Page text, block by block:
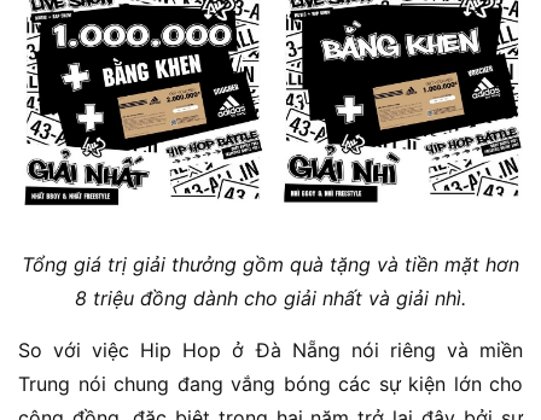
Tổng giá trị giải thưởng gồm quà tặng và tiền mặt hơn
8 triệu đồng dành cho giải nhất và giải nhì.
So với việc Hip Hop ở Đà Nẵng nói riêng và miền
Trung nói chung đang vắng bóng các sự kiện lớn cho